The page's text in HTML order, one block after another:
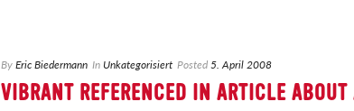
ByEric Biedermann In Unkategorisiert Posted5. April 2008
VIBRANT REFERENCED IN ARTICLE ABOUT